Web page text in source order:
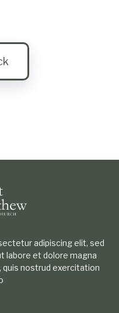
adipiscing elit, sed
labore et dolore magna
quis nostrud exercitation